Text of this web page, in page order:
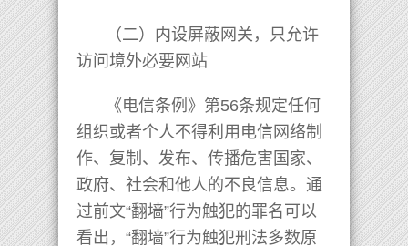
（二）内设屏蔽网关，只允许
访问境外必要网站
《电信条例》第56条规定任何
组织或者个人不得利用电信网络制
作、复制、发布、传播危害国家、
政府、社会和他人的不良信息。通
过前文“翻墙”行为触犯的罪名可以
看出，“翻墙”行为触犯刑法多数原